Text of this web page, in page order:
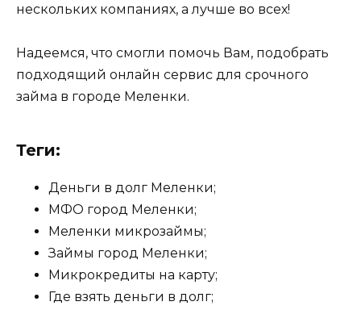
нескольких компаниях, а лучше во всех!
Надеемся, что смогли помочь Вам, подобрать
подходящий онлайн сервис для срочного
займа в городе Меленки.
Теги:
Деньги в долг Меленки;
МФО город Меленки;
Меленки микрозаймы;
Займы город Меленки;
Микрокредиты на карту;
Где взять деньги в долг;